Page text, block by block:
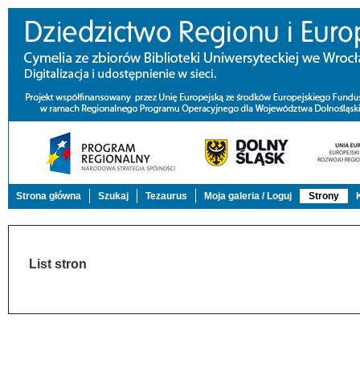
Strona główna Szukaj Tezaurus Moja galeria / Loguj Strony
List stron